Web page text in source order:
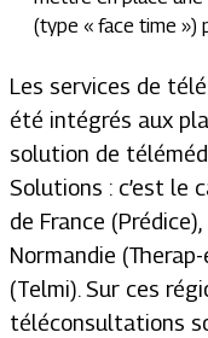
(type « face time »)
Les services de
été intégrés aux
solution de
Solutions : c’est le
de France
Normandie
(Telmi). Sur ces
téléconsultations